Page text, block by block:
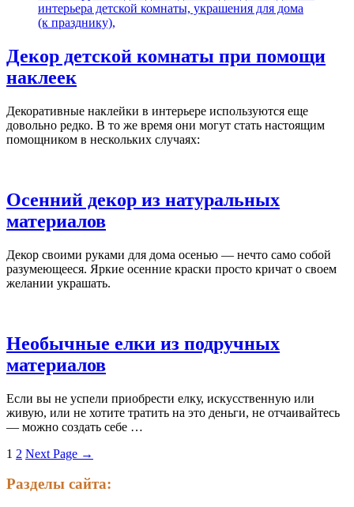
Декор детской комнаты при помощи
наклеек
Декоративные наклейки в интерьере используются еще
довольно редко. В то же время они могут стать настоящим
помощником в нескольких случаях:
Осенний декор из натуральных
материалов
Декор своими руками для дома осенью — нечто само собой
разумеющееся. Яркие осенние краски просто кричат о своем
желании украшать.
Необычные елки из подручных
материалов
Если вы не успели приобрести елку, искусственную или
живую, или не хотите тратить на это деньги, не отчаивайтесь
— можно создать себе …
1 2 Next Page →
Разделы сайта: